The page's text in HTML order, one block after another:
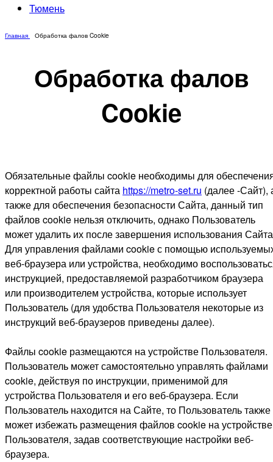
Тюмень
Главная Обработка фалов Cookie
Обработка фалов
Cookie
Обязательные файлы cookie необходимы для
корректной работы сайта https://metro-set.ru (далее -Сайт),
также для обеспечения безопасности Сайта, данный тип
файлов cookie нельзя отключить, однако Пользователь
может удалить их после завершения использования
Для управления файлами cookie с помощью
веб-браузера или устройства, необходимо
инструкцией, предоставляемой разработчиком браузера
или производителем устройства, которые использует
Пользователь (для удобства Пользователя некоторые из
инструкций веб-браузеров приведены далее).
Файлы cookie размещаются на устройстве Пользователя.
Пользователь может самостоятельно управлять файлами
cookie, действуя по инструкции, применимой для
устройства Пользователя и его веб-браузера. Если
Пользователь находится на Сайте, то Пользователь также
может избежать размещения файлов cookie на устройстве
Пользователя, задав соответствующие настройки веб-
браузера.